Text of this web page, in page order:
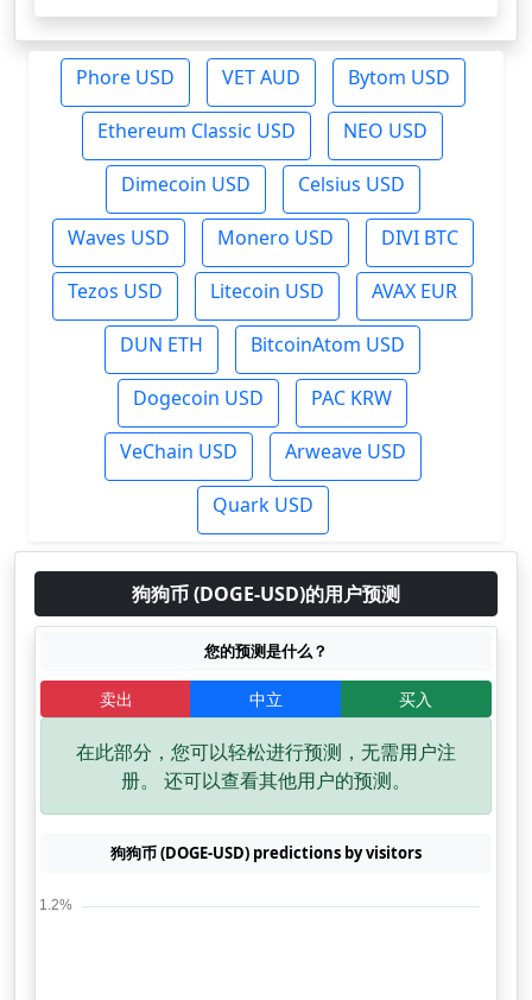
Phore USD VET AUD Bytom USD
Ethereum Classic USD NEO USD
Dimecoin USD Celsius USD
Waves USD Monero USD DIVI BTC
Tezos USD Litecoin USD AVAX EUR
DUN ETH BitcoinAtom USD
Dogecoin USD PAC KRW
VeChain USD Arweave USD
Quark USD
狗狗币 (DOGE-USD)的用户预测
您的预测是什么？
卖出 中立 买入
在此部分，您可以轻松进行预测，无需用户注
册。 还可以查看其他用户的预测。
狗狗币 (DOGE-USD) predictions by visitors